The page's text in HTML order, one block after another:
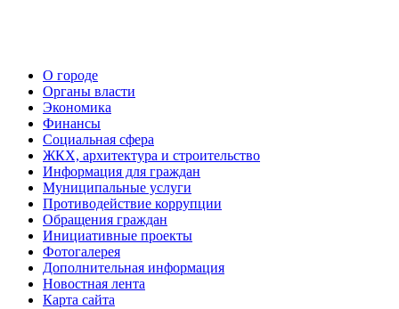
О городе
Органы власти
Экономика
Финансы
Социальная сфера
ЖКХ, архитектура и строительство
Информация для граждан
Муниципальные услуги
Противодействие коррупции
Обращения граждан
Инициативные проекты
Фотогалерея
Дополнительная информация
Новостная лента
Карта сайта